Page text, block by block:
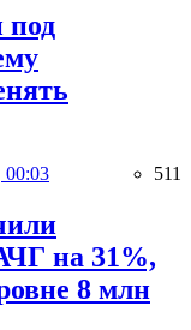
00:03 511
на 31%,
8 млн